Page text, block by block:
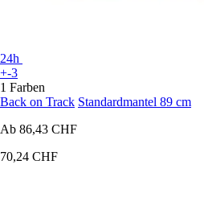
24h
+-3
1 Farben
Back on Track Standardmantel 89 cm
Ab 86,43 CHF
70,24 CHF